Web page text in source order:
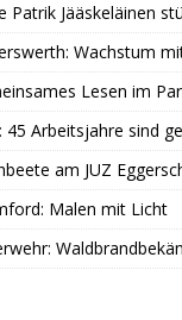
Patrik Jääskeläinen
Wachstum
Lesen im
45 Arbeitsjahre sind
am JUZ
Malen mit Licht